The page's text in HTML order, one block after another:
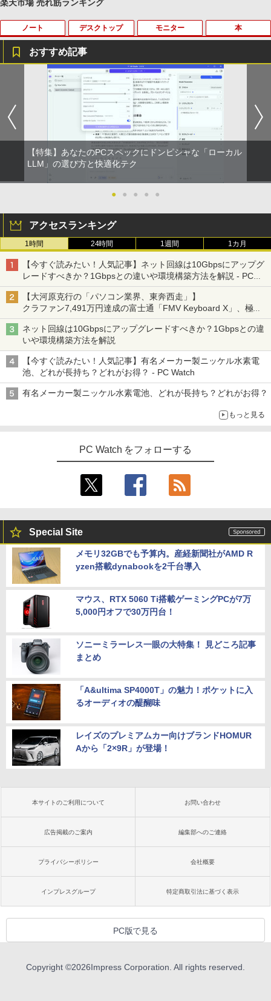
薬屋のひとりごと 17巻 (デジタル版ビッグガ
ンガンコミックス)
￥770
ONE PIECE モノクロ版 115 (ジャンプコミッ
クスDIGITAL)
￥594
異世界居酒屋「のぶ」(22) (角川コミックス・
エース)
￥832
HUNTER×HUNTER モノクロ版 39 (ジャンプ
コミックスDIGITAL)
￥572
スーパーの裏でヤニ吸うふたり 9巻 (デジタル
版ビッグガンガンコミックス)
￥810
楽天市場 売れ筋ランキング
ノート
良品 フルHD 15.6インチ TOSHIBA dyna
book B65HU Windows11 卓越性能 第1
1世代Core i5-1135G7 16GB 爆速NVMe
式512GB-SSD カメラ 無線Wi-Fi6 Office
付き Win11【中古ノートパソコン 中古パ
ソコン 中古PC】送料無料 あす楽対応 即
日発送（Windows10も対応可能 Win1
0）
￥37,389
2
【13.3型 軽量化 薄型 】 ノートパソコン
中古 パソコン ノートPC 13.3型 第十世代
Core i5 NEC VersaPro VB-9 SSD256GB
メモリ8GB Windows11 オフィス付 WIF
トパソコン
￥35,990
【★最大100%ポイント】【WEBカメラ
＆マウス】【内蔵テンキー】 第4世代 Co
re i7/メモリ:16GB/SSD:512GB/15.6イン
チ/無線LAN/Wi-Fi/DVD/Office/中古パソ
コン 中古 パソコン 中古PC 中古ノートパ
ソコン Windows 11 Windows10 中古動
作良好品
【訳あり】【2023年発売モデル】 中古ノ
G83シリーズ メモリ16GB NVMe SSD25
6GB Windows11 Office2021 ダイナブ
ooth Webカメラ モバイルPC 顔認証
￥43,800
ン VETESA Intel Celeron 6500Y メモリ
ー:8GB SSD:1TB最大 15.6インチ 15.6型
フルHD液晶 テンキー付き 日本語キーボ
期設定済 IPS広視野角 無線機能 超軽量 P
C パソコン テレワーク応援
デスクトップ
デスクトップパソコンDELL HP NEC 第
8〜10世代CoreI3I5選べる 21インチモニ
ター付き アウトレット 新品SSD最大1TB
メモリ32GB Windows11 office付き Mic
rosoftoffice2024可 中古デスクトップパ
ソコン DVD/WIFI/Bluetooth DisplayPor
t
￥29,800
世代 Core i3 メモリ8GB Nvme M.2 SSD
256GB Office付き Webカメラ WiFi US
B3.2 Windows11 中古一体型
3
＼11日まで限定価格／【楽天1位】デス
クトップパソコン 新品 高性能 第14世代
第12世代 Corei7 Corei5 Corei3 AMD Ry
zen7 SSD 256GB〜1TB メモリ 8GB〜3
2GB Windows11 WPS Office付き 動画
編集 在宅ワーク 安い デスクトップPC ビ
ジネス オフィス業務 事務作業 デスクワ
ーク
￥49,210
る】デスクトップパソコン 新品 一体型パ
ソコン 24型 デスクトップpc Core i7 i5
s11 Office付き 液晶一体型 パソコン IPS
フルHD Webカメラ WIFI搭載 初期設定済
5
【エントリーでポイント100％還元のチ
DR5 32GB/最大128GB Radeon 760M P
CIe3.0 M.2 2280 SSD1TB/最大2×8TB U
SB4 Bluetooth5.2 2.5Gbps LAN*2 VES
面出力 M6 Ultra
￥91,999
モニター
中古モニター | 液晶ディスプレイ | PHILI
PS | 243V5QHABA/11 | 23.6インチワイ
ド 1920×1080(フルHD) | LEDバックライ
ト | スピーカー内蔵 | 3系統入力(VGA・D
VI-D・HDMI) | VGAケーブル・電源ケー
ブル付属【30日保証】
￥5,980
【500円クーポン＋ポイント最大31.5%還
D 1920×1080 1080P Fast IPS パネル 非
光沢 1000:1 高コントラスト 超軽量 600
g スピーカー内蔵 Type-C/HDMI 接続 PS
5/Switch/PC/スマホ対応
￥8,490
【1,000円クーポン＋ポイント最大31.5%
還元！】PCモニター 液晶ディスプレイ 2
4インチ VA FHD 1080P フルHD 非光沢
ディスプレイ（100Hz/VGA/HDMI1.4 ブ
ルーライト軽減 フリッカーレス VESA対
応 Adaptive Sync対応 4000:1コントラ
スト チルト調節可 PCモニター KTC H24
V27
【中古】モバイルモニター ARZOPA 144
Hz モバイルディスプレイ 16.1インチ ゲ
ネル スイッチ用 ポータブルモニター 192
0x1080FHD HDRモード USB Type-C/mi
C
￥11,800
ニター 21.5 / 23.8 / 24.5 / 27型 240Hz/2
00Hz /180Hz/165Hz/100Hz ゲーミングモ
ニター 1ms応答 pcモニター パソコン モ
sync/VESA cocopar HG-238
￥13,999
本
新版正しい家計管理 正しい家計管理長
期プラン編 2冊セット [ 林總 ]
￥3,135
あなたが誰かを殺した （講談社文庫） [
東野 圭吾 ]
￥1,023
3
デルモンテ 食塩無添加 トマトジュース 8
00ml ×15本
￥3,680
4
異世界居酒屋「のぶ」(22) 【電子書籍】[
蝉川 夏哉 ]
￥924
ONE PIECE モノクロ版 115 【電子書
おすすめ記事
【特集】あなたのPCスペックにドンピシャな「ローカル
LLM」の選び方と快適化テク
● ● ● ● ●
アクセスランキング
1時間 24時間 1週間 1カ月
【今すぐ読みたい！人気記事】ネット回線は10Gbpsにアップグ
レードすべきか？1Gbpsとの違いや環境構築方法を解説 - PC
Watch
【大河原克行の「パソコン業界、東奔西走」】
クラファン7,491万円達成の富士通「FMV Keyboard X」、極限
の静音化を追求
ネット回線は10Gbpsにアップグレードすべきか？1Gbpsとの違
いや環境構築方法を解説
【今すぐ読みたい！人気記事】有名メーカー製ニッケル水素電
池、どれが長持ち？どれがお得？ - PC Watch
有名メーカー製ニッケル水素電池、どれが長持ち？どれがお得？
もっと見る
PC Watch をフォローする
Special Site
メモリ32GBでも予算内。産経新聞社がAMD R
yzen搭載dynabookを2千台導入
マウス、RTX 5060 Ti搭載ゲーミングPCが7万
5,000円オフで30万円台！
ソニーミラーレス一眼の大特集！ 見どころ記事
まとめ
「A&ultima SP4000T」の魅力！ポケットに入
るオーディオの醍醐味
レイズのプレミアムカー向けブランドHOMUR
Aから「2×9R」が登場！
本サイトのご利用について お問い合わせ
広告掲載のご案内 編集部へのご連絡
プライバシーポリシー 会社概要
インプレスグループ 特定商取引法に基づく表示
PC版で見る
Copyright ©2026Impress Corporation. All rights reserved.